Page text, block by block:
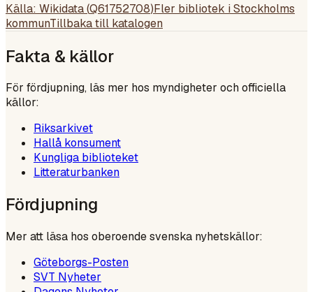
Källa: Wikidata (Q61752708)Fler bibliotek i Stockholms
kommunTillbaka till katalogen
Fakta & källor
För fördjupning, läs mer hos myndigheter och officiella
källor:
Riksarkivet
Hallå konsument
Kungliga biblioteket
Litteraturbanken
Fördjupning
Mer att läsa hos oberoende svenska nyhetskällor:
Göteborgs-Posten
SVT Nyheter